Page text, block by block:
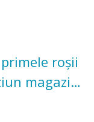
roșii
magazin